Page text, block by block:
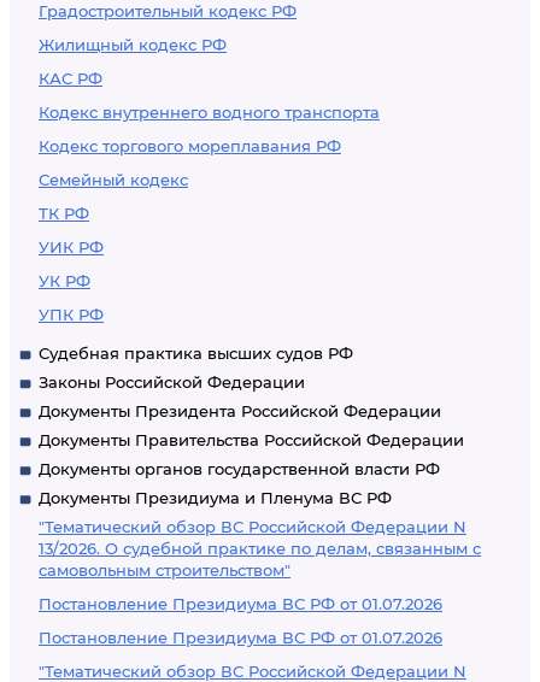
Градостроительный кодекс РФ
Жилищный кодекс РФ
КАС РФ
Кодекс внутреннего водного транспорта
Кодекс торгового мореплавания РФ
Семейный кодекс
ТК РФ
УИК РФ
УК РФ
УПК РФ
Судебная практика высших судов РФ
Законы Российской Федерации
Документы Президента Российской Федерации
Документы Правительства Российской Федерации
Документы органов государственной власти РФ
Документы Президиума и Пленума ВС РФ
"Тематический обзор ВС Российской Федерации N
13/2026. О судебной практике по делам, связанным с
самовольным строительством"
Постановление Президиума ВС РФ от 01.07.2026
Постановление Президиума ВС РФ от 01.07.2026
"Тематический обзор ВС Российской Федерации N